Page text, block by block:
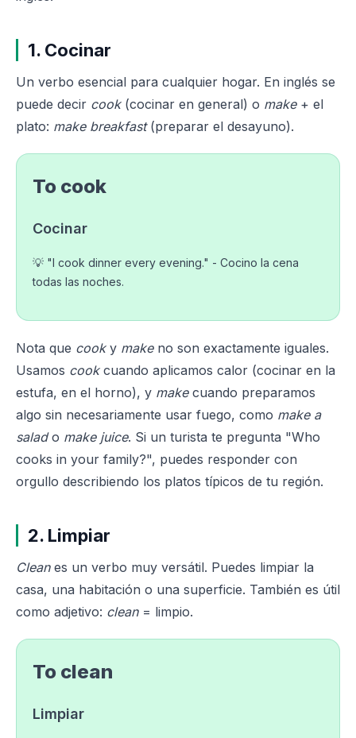
1. Cocinar
Un verbo esencial para cualquier hogar. En inglés se
puede decir cook(cocinar en general) o make+ el
plato: make breakfast(preparar el desayuno).
To cook
Cocinar
💡 "I cook dinner every evening." - Cocino la cena
todas las noches.
Nota que cooky makeno son exactamente iguales.
Usamos cookcuando aplicamos calor (cocinar en la
estufa, en el horno), y makecuando preparamos
algo sin necesariamente usar fuego, como make a
salado make juice. Si un turista te pregunta "Who
cooks in your family?", puedes responder con
orgullo describiendo los platos típicos de tu región.
2. Limpiar
Cleanes un verbo muy versátil. Puedes limpiar la
casa, una habitación o una superficie. También es útil
como adjetivo: clean= limpio.
To clean
Limpiar